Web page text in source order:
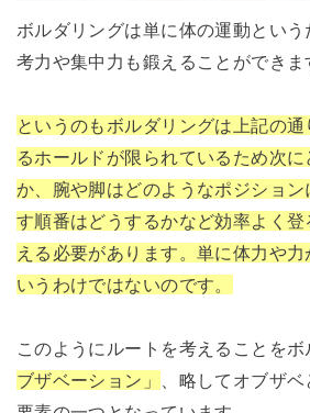
ボルダリングは単に体の運動とい
考力や集中力も鍛えることができま
というのもボルダリングは上記の
るホールドが限られているため次
か、腕や脚はどのようなポジショ
す順番はどうするかなど効率よく
える必要があります。単に体力や
いうわけではないのです。
このようにルートを考えることを
ブザベーション」
、略してオブザ